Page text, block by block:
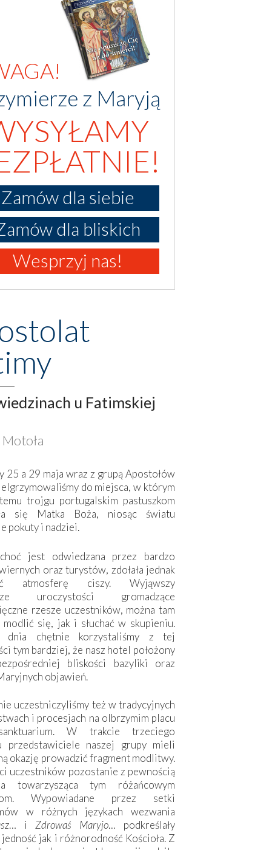
z Maryją
Zamów dla siebie
dla bliskich
Wesprzyj nas!
u Fatimskiej
25 a 29 maja wraz z grupą Apostołów
do miejsca, w którym
trojgu portugalskim pastuszkom
się Matka Boża, niosąc światu
pokuty i nadziei.
jest odwiedzana przez bardzo
oraz turystów, zdołała jednak
atmosferę ciszy. Wyjąwszy
uroczystości gromadzące
rzesze uczestników, można tam
się, jak i słuchać w skupieniu.
dnia chętnie korzystaliśmy z tej
tym bardziej, że nasz hotel położony
bliskości bazyliki oraz
objawień.
uczestniczyliśmy też w tradycyjnych
i procesjach na olbrzymim placu
W trakcie trzeciego
przedstawiciele naszej grupy mieli
okazję prowadzić fragment modlitwy.
uczestników pozostanie z pewnością
towarzysząca tym różańcowym
Wypowiadane przez setki
w różnych językach wezwania
… i Zdrowaś Maryjo… podkreślały
jak i różnorodność Kościoła. Z